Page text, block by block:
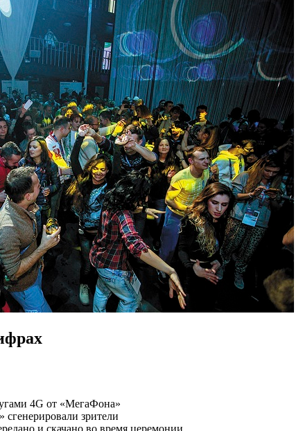
4G от «МегаФона»
сгенерировали зрители
и скачано во время церемонии